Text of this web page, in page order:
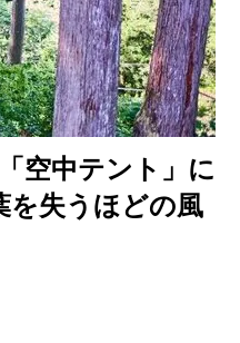
空中テント」に
を失うほどの風